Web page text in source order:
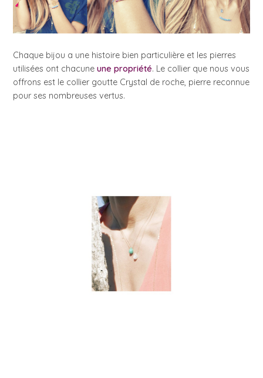
Chaque bijou a une histoire bien particulière et les pierres
utilisées ont chacune une propriété. Le collier que nous vous
offrons est le collier goutte Crystal de roche, pierre reconnue
pour ses nombreuses vertus.